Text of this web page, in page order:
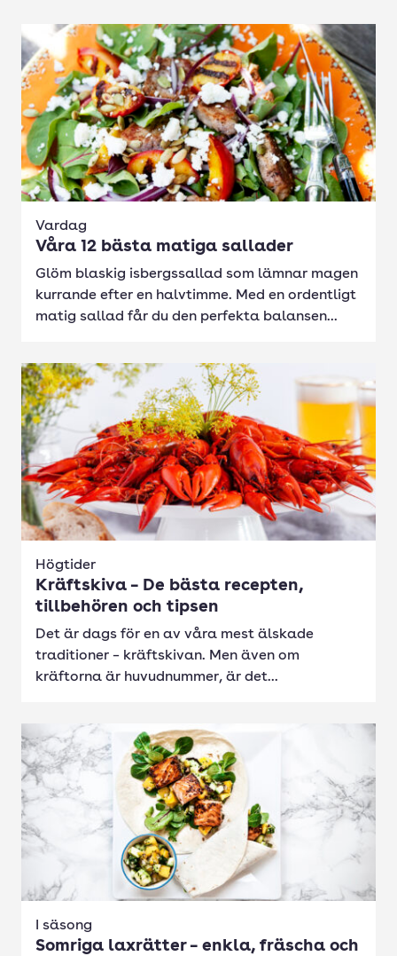
Vardag
Våra 12 bästa matiga sallader
Glöm blaskig isbergssallad som lämnar magen
kurrande efter en halvtimme. Med en ordentligt
matig sallad får du den perfekta balansen...
Högtider
Kräftskiva – De bästa recepten,
tillbehören och tipsen
Det är dags för en av våra mest älskade
traditioner – kräftskivan. Men även om
kräftorna är huvudnummer, är det...
I säsong
Somriga laxrätter – enkla, fräscha och